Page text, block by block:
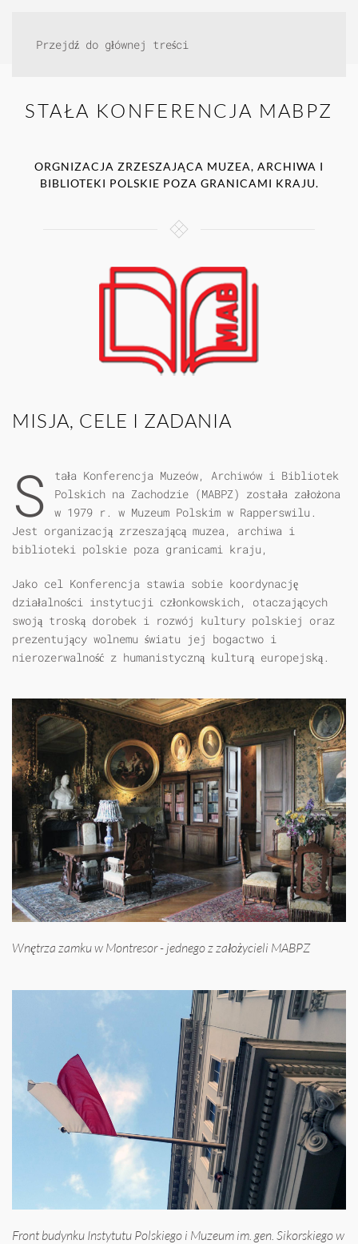
Przejdź do głównej treści
STAŁA KONFERENCJA MABPZ
ORGNIZACJA ZRZESZAJĄCA MUZEA, ARCHIWA I
BIBLIOTEKI POLSKIE POZA GRANICAMI KRAJU.
MISJA, CELE I ZADANIA
S
tała Konferencja Muzeów, Archiwów i Bibliotek
Polskich na Zachodzie (MABPZ) została założona
w 1979 r. w Muzeum Polskim w Rapperswilu.
Jest organizacją zrzeszającą muzea, archiwa i
biblioteki polskie poza granicami kraju,
Jako cel Konferencja stawia sobie koordynację
działalności instytucji członkowskich, otaczających
swoją troską dorobek i rozwój kultury polskiej oraz
prezentujący wolnemu światu jej bogactwo i
nierozerwalność z humanistyczną kulturą europejską.
Wnętrza zamku w Montresor - jednego z założycieli MABPZ
Front budynku Instytutu Polskiego i Muzeum im. gen. Sikorskiego w